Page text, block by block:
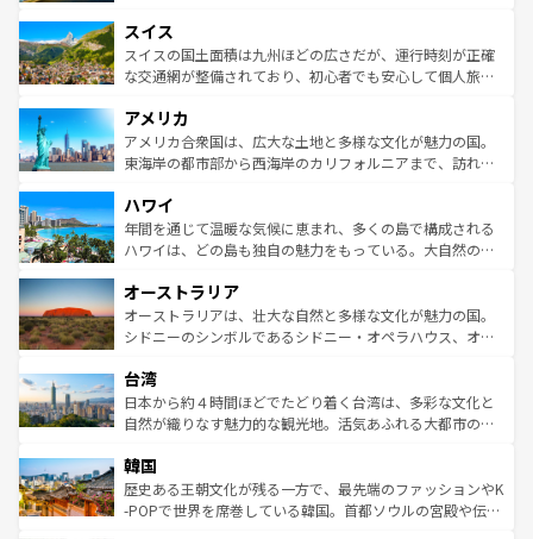
れる地方に足を運ぶとそれぞれで全く異なる文化を体験で
きるだろう。 なお、新着のフランス情報はコンテンツ一覧
を参照してほしい。
は、お酒好きな人にはぜひ体験してほしい。 なお、新着の
ドイツ情報はコンテンツ一覧を参照してほしい。
リアごとに異なる魅力がある。また、優雅なアフタヌーン
ティー、ビール好きにはたまらない英国パブ、サッカー観
戦など、本場だからこそできる体験も豊富。イギリスを旅
ンツ一覧を参照してほしい。
スイス
スイスの国土面積は九州ほどの広さだが、運行時刻が正確
な交通網が整備されており、初心者でも安心して個人旅行
の建物がそのまま残る町や、スイスならではのユニークな
博物館もあり、アルプス観光だけでなく町歩きも満喫する
ことができる。国民の所得が高いため物価も高いが、旅行
ば市内交通費無料で観光を楽しむこともできる。 なお、新
着のスイス情報はコンテンツ一覧 を参照してほしい。
アメリカ
アメリカ合衆国は、広大な土地と多様な文化が魅力の国。
東海岸の都市部から西海岸のカリフォルニアまで、訪れる
のような巨大都市は、観光、ショッピング、エンターテイ
ンメントが詰まった刺激的なスポットだ。一方、アメリカ
西部には大自然が広がり、グランドキャニオンやイエロー
部のニューオーリンズでは、音楽と美食が融合した独特の
文化が魅力。旅行者はアメリカの各地域で異なる魅力を楽
しみながら、その多様性と豊かな歴史を感じることができ
ならではの贅沢な旅のスタイルだ。 なお、新着のアメリカ
情報はコンテンツ一覧を参照してほしい。
ハワイ
年間を通じて温暖な気候に恵まれ、多くの島で構成される
ハワイは、どの島も独自の魅力をもっている。大自然の神
ワイ島は見逃せない。また、定番の観光地といえばオアフ
島だが、静かな自然を求めるならマウイ島やカウアイ島が
おすすめ。エメラルドグリーンに輝く海をはじめ、豊かな
れるおもてなしの心で訪れる人々を迎えてくれるハワイの
人々、おいしいローカルフードやハワイアンミュージッ
ク、伝統的なフラダンスなど、すべてがハワイの魅力を彩
ワイを、存分に味わってほしい。 なお、新着のハワイ情報
はコンテンツ一覧を参照してほしい。
オーストラリア
オーストラリアは、壮大な自然と多様な文化が魅力の国。
シドニーのシンボルであるシドニー・オペラハウス、オー
リアリーフや大陸中央部にそびえるウルル（エアーズロッ
ク）、タスマニアの美しい原生林やケアンズの熱帯雨林な
ど、見どころがたくさん。また、カフェやワイン、オージ
いる。アクティビティも充実しており、サーフィンやダイ
ビング、ハイキングなど、アウトドア好きにはたまらな
い。オーストラリアの多彩な魅力を存分に味わいつくそ
台湾
日本から約４時間ほどでたどり着く台湾は、多彩な文化と
自然が織りなす魅力的な観光地。活気あふれる大都市の台
ン）、静ひつな山岳地帯である台湾東部など、都市の喧騒
と山間の静けさが共存しており、訪れる人に新しい発見と
驚きをもたらしてくれる。また、奥深い台湾の食文化も魅
韓国
歴史ある王朝文化が残る一方で、最先端のファッションやK
-POPで世界を席巻している韓国。首都ソウルの宮殿や伝統